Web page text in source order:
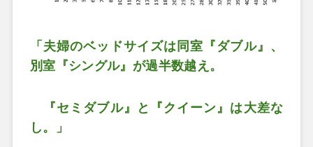
「夫婦のベッドサイズは同室『ダブル』、
別室『シングル』が過半数越え。
『セミダブル』と『クイーン』は大差な
し。」